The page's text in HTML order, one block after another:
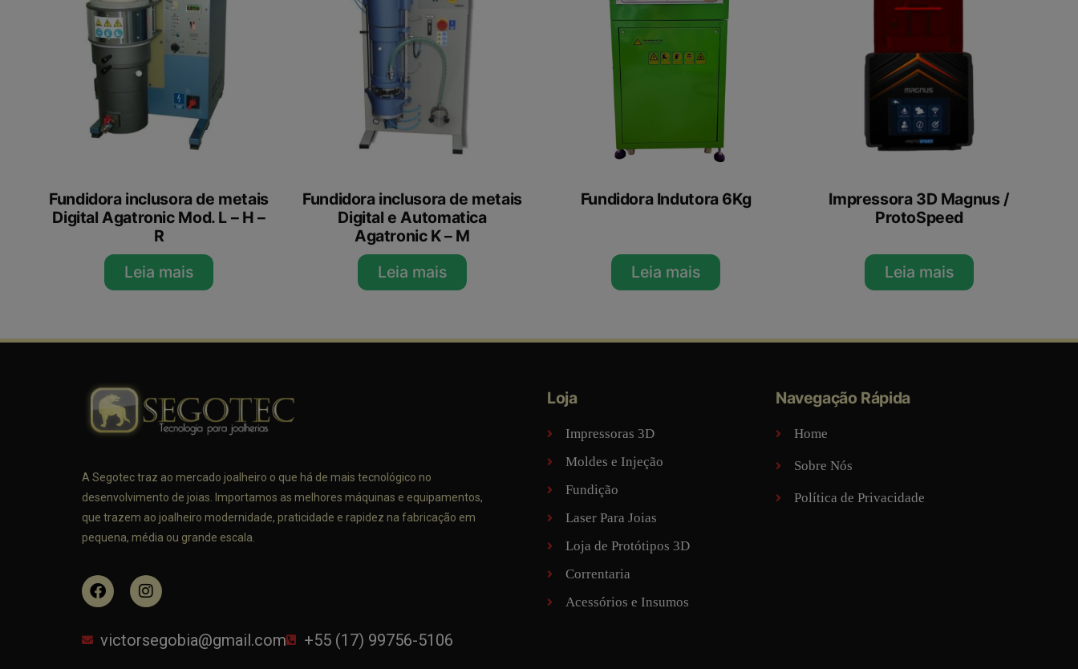
Fundidora inclusora de metais
Digital Agatronic Mod. L – H –
R
Leia mais
Fundidora inclusora de metais
Digital e Automatica
Agatronic K – M
Leia mais
Fundidora Indutora 6Kg
Leia mais
Impressora 3D Magnus /
ProtoSpeed
Leia mais
A Segotec traz ao mercado joalheiro o que há de mais tecnológico no
desenvolvimento de joias. Importamos as melhores máquinas e equipamentos,
que trazem ao joalheiro modernidade, praticidade e rapidez na fabricação em
pequena, média ou grande escala.
victorsegobia@gmail.com +55 (17) 99756-5106
Loja
Impressoras 3D
Moldes e Injeção
Fundição
Laser Para Joias
Loja de Protótipos 3D
Correntaria
Acessórios e Insumos
Navegação Rápida
Home
Sobre Nós
Política de Privacidade